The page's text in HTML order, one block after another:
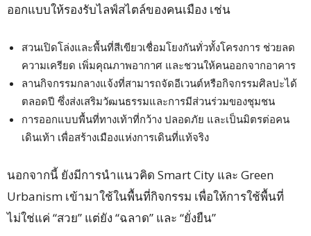
ออกแบบให้รองรับไลฟ์สไตล์ของคนเมือง เช่น
สวนเปิดโล่งและพื้นที่สีเขียวเชื่อมโยงกันทั่วทั้งโครงการ ช่วยลด
ความเครียด เพิ่มคุณภาพอากาศ และชวนให้คนออกจากอาคาร
ลานกิจกรรมกลางแจ้งที่สามารถจัดอีเวนต์หรือกิจกรรมศิลปะได้
ตลอดปี ซึ่งส่งเสริมวัฒนธรรมและการมีส่วนร่วมของชุมชน
การออกแบบพื้นที่ทางเท้าที่กว้าง ปลอดภัย และเป็นมิตรต่อคน
เดินเท้า เพื่อสร้างเมืองแห่งการเดินที่แท้จริง
นอกจากนี้ ยังมีการนำแนวคิด Smart City และ Green
Urbanism เข้ามาใช้ในพื้นที่กิจกรรม เพื่อให้การใช้พื้นที่
ไม่ใช่แค่ “สวย” แต่ยัง “ฉลาด” และ “ยั่งยืน”